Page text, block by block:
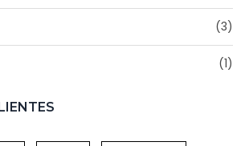
(3)
(1)